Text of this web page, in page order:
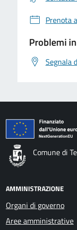
Prenota
Problemi
Segnala
Comune di
AMMINISTRAZIONE
Organi di governo
Aree amministrative